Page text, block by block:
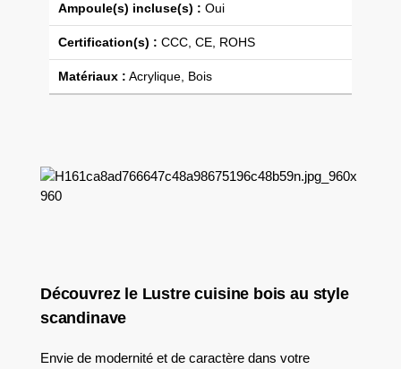
Ampoule(s) incluse(s) : Oui
Certification(s) : CCC, CE, ROHS
Matériaux : Acrylique, Bois
Découvrez le Lustre cuisine bois au style
scandinave
Envie de modernité et de caractère dans votre